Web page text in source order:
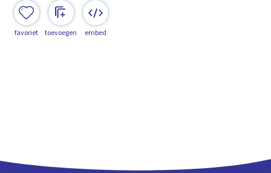
favoriet toevoegen embed